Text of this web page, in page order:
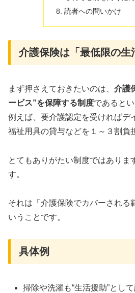
読者への問いかけ
介護保険は「最低限の生
まず押さえておきたいのは、 介護
ービス”を保障する制度であるとい
例えば、要介護認定を受ければデ
福祉用具の貸与などを１～３割負
とてもありがたい制度ではありま
す。
それは「介護保険でカバーされる
いうことです。
具体例
掃除や洗濯も“生活援助”とし